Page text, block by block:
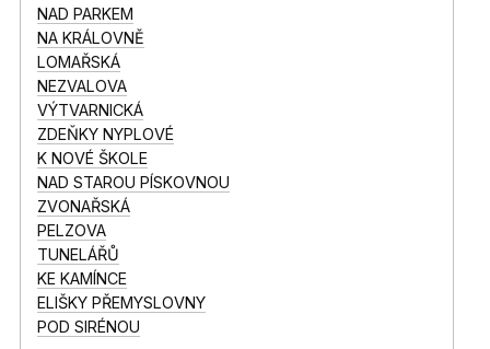
NAD PARKEM
NA KRÁLOVNĚ
LOMAŘSKÁ
NEZVALOVA
VÝTVARNICKÁ
ZDEŇKY NYPLOVÉ
K NOVÉ ŠKOLE
NAD STAROU PÍSKOVNOU
ZVONAŘSKÁ
PELZOVA
TUNELÁŘŮ
KE KAMÍNCE
ELIŠKY PŘEMYSLOVNY
POD SIRÉNOU